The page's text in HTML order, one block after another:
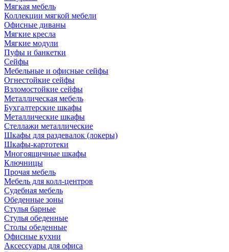
Мягкая мебель
Коллекции мягкой мебели
Офисные диваны
Мягкие кресла
Мягкие модули
Пуфы и банкетки
Сейфы
Мебельные и офисные сейфы
Огнестойкие сейфы
Взломостойкие сейфы
Металлическая мебель
Бухгалтерские шкафы
Металлические шкафы
Стеллажи металлические
Шкафы для раздевалок (локеры)
Шкафы-картотеки
Многоящичные шкафы
Ключницы
Прочая мебель
Мебель для колл-центров
Судебная мебель
Обеденные зоны
Стулья барные
Стулья обеденные
Столы обеденные
Офисные кухни
Аксессуары для офиса